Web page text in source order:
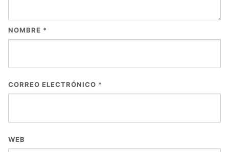
NOMBRE *
CORREO ELECTRÓNICO *
WEB